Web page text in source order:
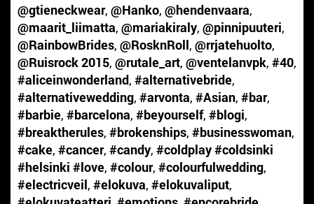
@gtieneckwear, @Hanko, @hendenvaara,
@maarit_liimatta, @mariakiraly, @pinnipuuteri,
@RainbowBrides, @RosknRoll, @rrjatehuolto,
@Ruisrock 2015, @rutale_art, @ventelanvpk, #40,
#aliceinwonderland, #alternativebride,
#alternativewedding, #arvonta, #Asian, #bar,
#barbie, #barcelona, #beyourself, #blogi,
#breaktherules, #brokenships, #businesswoman,
#cake, #cancer, #candy, #coldplay #coldsinki
#helsinki #love, #colour, #colourfulwedding,
#electricveil, #elokuva, #elokuvaliput,